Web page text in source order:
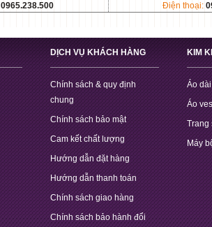
0965.238.500
Điện thoại:
DỊCH VỤ KHÁCH HÀNG
Chính sách & quy định
chung
Chính sách bảo mật
Cam kết chất lượng
Hướng dẫn đặt hàng
Hướng dẫn thanh toán
Chính sách giao hàng
Chính sách bảo hành đổi
KIM
Áo
Áo
Trang
Máy